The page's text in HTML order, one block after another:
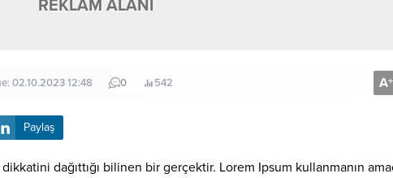
REKLAM ALANI
02.10.2023 12:48 0 542 A+
Paylaş
dağıttığı bilinen bir gerçektir. Lorem Ipsum kullanmanın